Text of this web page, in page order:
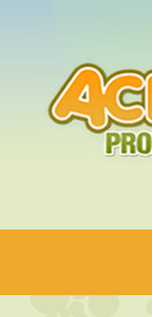
conteúdo